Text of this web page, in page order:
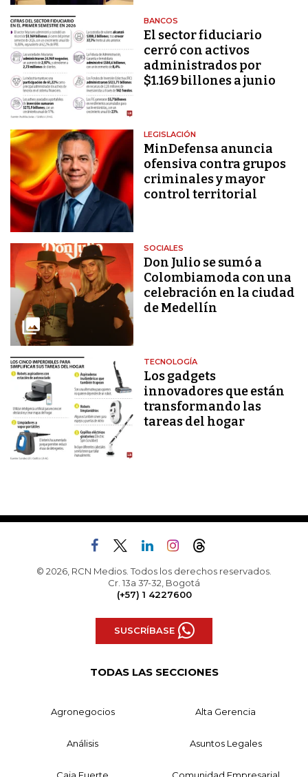
BANCOS
El sector fiduciario
cerró con activos
administrados por
$1.169 billones a junio
LEGISLACIÓN
MinDefensa anuncia
ofensiva contra grupos
criminales y mayor
control territorial
SOCIALES
Don Julio se sumó a
Colombiamoda con una
celebración en la ciudad
de Medellín
TECNOLOGÍA
Los gadgets
innovadores que están
transformando las
tareas del hogar
© 2026, RCN Medios. Todos los derechos reservados.
Cr. 13a 37-32, Bogotá
(+57) 1 4227600
SUSCRÍBASE
TODAS LAS SECCIONES
Agronegocios Alta Gerencia
Análisis Asuntos Legales
Caja Fuerte Comunidad Empresarial